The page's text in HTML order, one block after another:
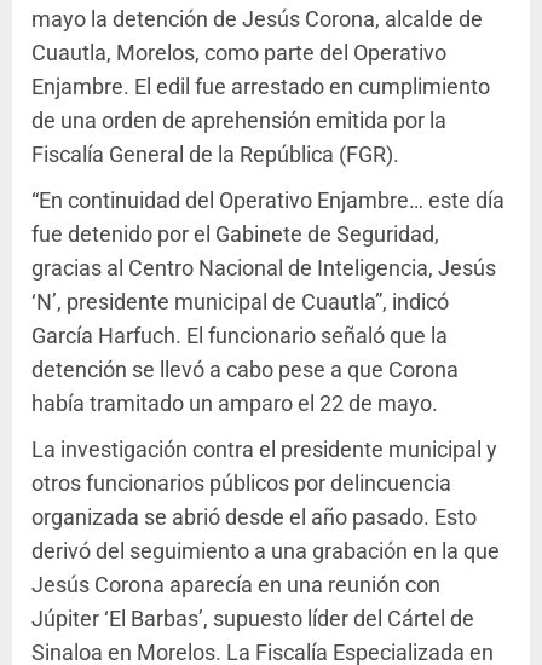
mayo la detención de Jesús Corona, alcalde de
Cuautla, Morelos, como parte del Operativo
Enjambre. El edil fue arrestado en cumplimiento
de una orden de aprehensión emitida por la
Fiscalía General de la República (FGR).
“En continuidad del Operativo Enjambre… este día
fue detenido por el Gabinete de Seguridad,
gracias al Centro Nacional de Inteligencia, Jesús
‘N’, presidente municipal de Cuautla”, indicó
García Harfuch. El funcionario señaló que la
detención se llevó a cabo pese a que Corona
había tramitado un amparo el 22 de mayo.
La investigación contra el presidente municipal y
otros funcionarios públicos por delincuencia
organizada se abrió desde el año pasado. Esto
derivó del seguimiento a una grabación en la que
Jesús Corona aparecía en una reunión con
Júpiter ‘El Barbas’, supuesto líder del Cártel de
Sinaloa en Morelos. La Fiscalía Especializada en